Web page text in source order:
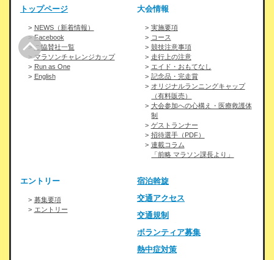
トップページ
NEWS（新着情報）
Facebook
ご協賛社一覧
マラソンチャレンジカップ
Run as One
English
大会情報
実施要項
コース
競技注意事項
走行上の注意
エイド・おもてなし
記念品・完走賞
オリジナルランニングキャップ
（有料販売）
大会参加への心構え・医療救護体
制
ゲストランナー
招待選手（PDF）
連載コラム
「前略 マラソン課長より」
エントリー
募集要項
エントリー
宿泊斡旋
交通アクセス
交通規制
ボランティア募集
熱中症対策